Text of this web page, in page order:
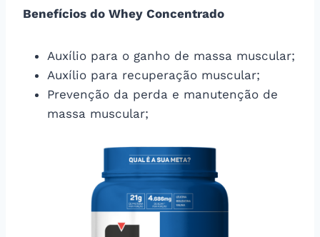
Benefícios do Whey Concentrado
Auxílio para o ganho de massa muscular;
Auxílio para recuperação muscular;
Prevenção da perda e manutenção de
massa muscular;